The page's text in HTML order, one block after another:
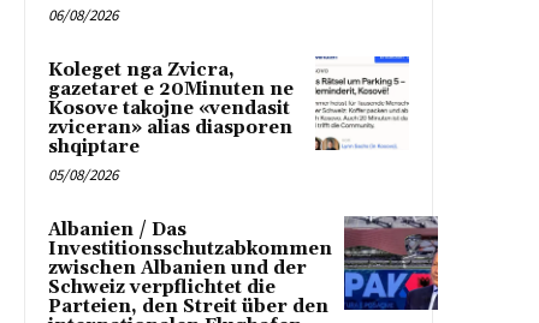
06/08/2026
Koleget nga Zvicra,
gazetaret e 20Minuten ne
Kosove takojne «vendasit
zviceran» alias diasporen
shqiptare
05/08/2026
Albanien / Das
Investitionsschutzabkommen
zwischen Albanien und der
Schweiz verpflichtet die
Parteien, den Streit über den